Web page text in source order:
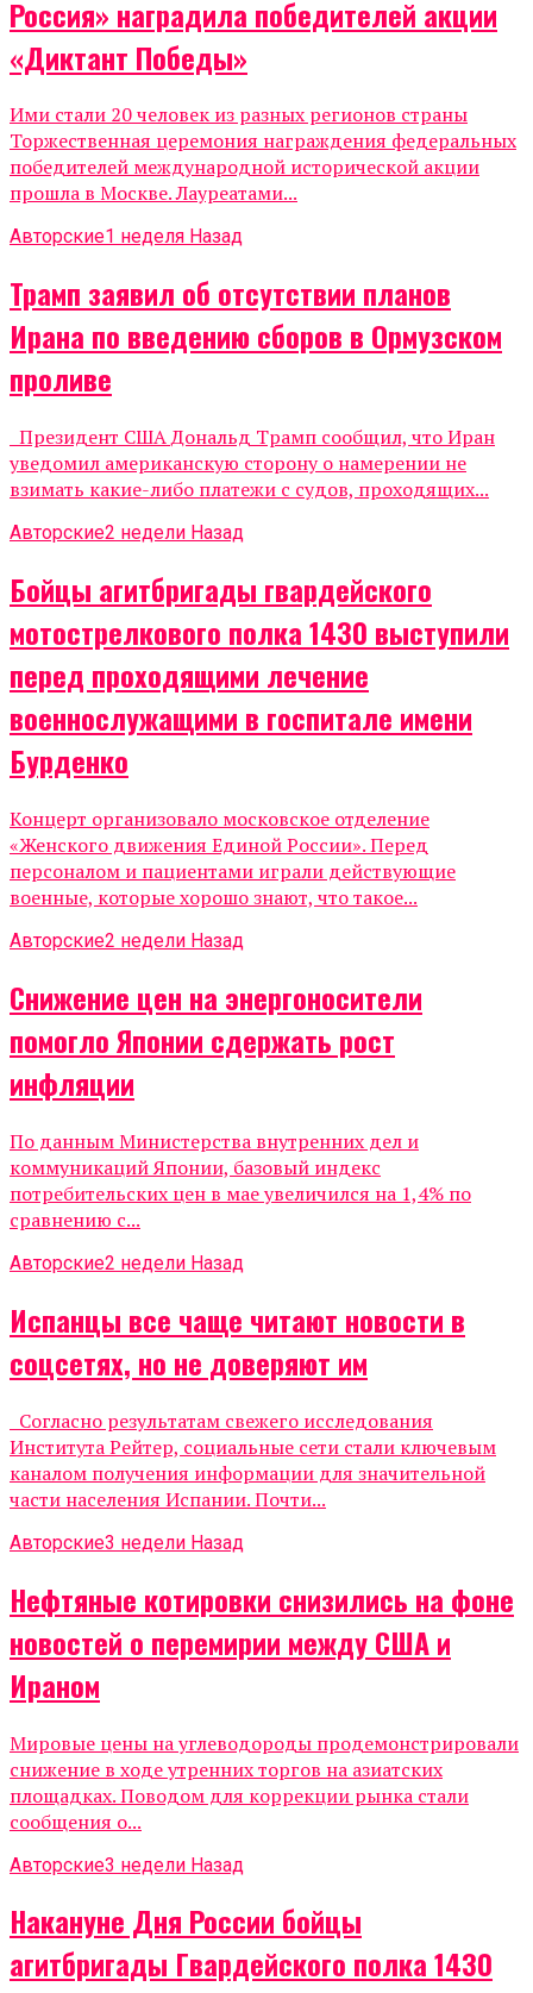
Россия» наградила победителей акции
«Диктант Победы»
Ими стали 20 человек из разных регионов страны
Торжественная церемония награждения федеральных
победителей международной исторической акции
прошла в Москве. Лауреатами...
Авторские1 неделя Назад
Трамп заявил об отсутствии планов
Ирана по введению сборов в Ормузском
проливе
Президент США Дональд Трамп сообщил, что Иран
уведомил американскую сторону о намерении не
взимать какие-либо платежи с судов, проходящих...
Авторские2 недели Назад
Бойцы агитбригады гвардейского
мотострелкового полка 1430 выступили
перед проходящими лечение
военнослужащими в госпитале имени
Бурденко
Концерт организовало московское отделение
«Женского движения Единой России». Перед
персоналом и пациентами играли действующие
военные, которые хорошо знают, что такое...
Авторские2 недели Назад
Снижение цен на энергоносители
помогло Японии сдержать рост
инфляции
По данным Министерства внутренних дел и
коммуникаций Японии, базовый индекс
потребительских цен в мае увеличился на 1,4% по
сравнению с...
Авторские2 недели Назад
Испанцы все чаще читают новости в
соцсетях, но не доверяют им
Согласно результатам свежего исследования
Института Рейтер, социальные сети стали ключевым
каналом получения информации для значительной
части населения Испании. Почти...
Авторские3 недели Назад
Нефтяные котировки снизились на фоне
новостей о перемирии между США и
Ираном
Мировые цены на углеводороды продемонстрировали
снижение в ходе утренних торгов на азиатских
площадках. Поводом для коррекции рынка стали
сообщения о...
Авторские3 недели Назад
Накануне Дня России бойцы
агитбригады Гвардейского полка 1430